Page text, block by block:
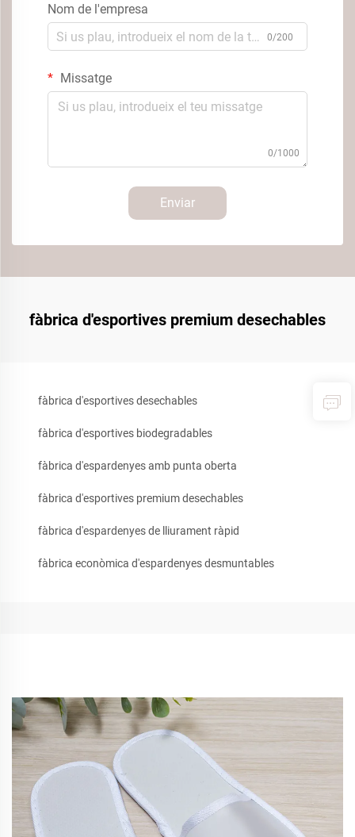
Nom de l'empresa
0/200
Missatge
0/1000
Enviar
fàbrica d'esportives premium desechables
fàbrica d'esportives desechables
fàbrica d'esportives biodegradables
fàbrica d'espardenyes amb punta oberta
fàbrica d'esportives premium desechables
fàbrica d'espardenyes de lliurament ràpid
fàbrica econòmica d'espardenyes desmuntables